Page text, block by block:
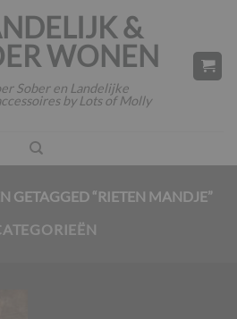
&
WONEN
Sober en Landelijke
by Lots of Molly
GETAGGED “RIETEN MANDJE”